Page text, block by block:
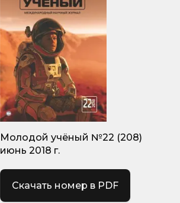
Молодой учёный №22 (208)
июнь 2018 г.
Скачать номер в PDF